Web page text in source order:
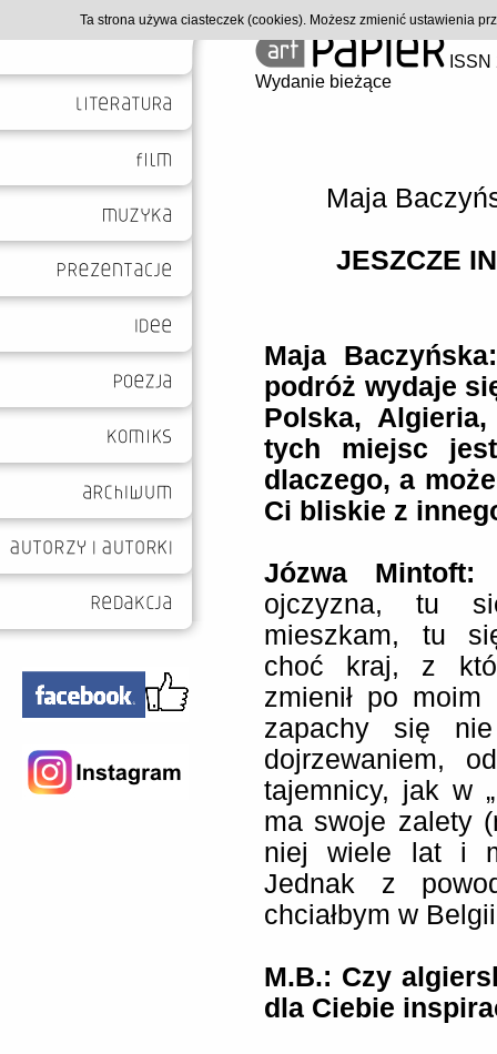
Wydanie bieżące
Maja
JESZCZE
Maja
podróż wydaje
Polska,
tych miejsc
dlaczego, a
Ci bliskie z
Józwa
ojczyzna, tu
mieszkam, tu
choć kraj, z
zmienił po moim
zapachy się
dojrzewaniem,
tajemnicy, jak w
ma swoje zalety
niej wiele lat i
Jednak z
chciałbym w
M.B.: Czy
dla Ciebie
Ta strona używa ciasteczek (cookies). Możesz zmienić ustawienia